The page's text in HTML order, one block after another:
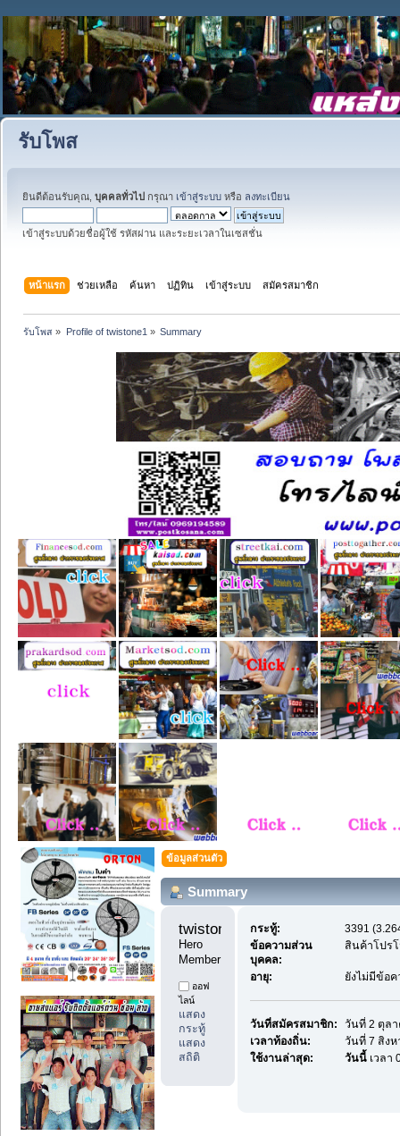
รับโพส
ยินดีต้อนรับคุณ, บุคคลทั่วไป กรุณา เข้าสู่ระบบ หรือ ลงทะเบียน
เข้าสู่ระบบด้วยชื่อผู้ใช้ รหัสผ่าน และระยะเวลาในเซสชั่น
หน้าแรก ช่วยเหลือ ค้นหา ปฏิทิน เข้าสู่ระบบ สมัครสมาชิก
รับโพส » Profile of twistone1 » Summary
ข้อมูลส่วนตัว
Summary
Hero
Member
ออฟ
ไลน์
แสดง
กระทู้
แสดง
สถิติ
กระทู้:
3391
ข้อความส่วน
บุคคล:
สินค้าโปร
อายุ: ยังไม่มีข้อค
วันที่สมัครสมาชิก:
วันที่ 2 ตุลา
เวลาท้องถิ่น:
วันที่ 7 สิงห
ใช้งานล่าสุด:
วันนี้ เวลา